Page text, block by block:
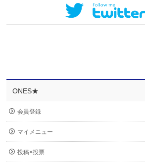
ONES★
会員登録
マイメニュー
投稿×投票